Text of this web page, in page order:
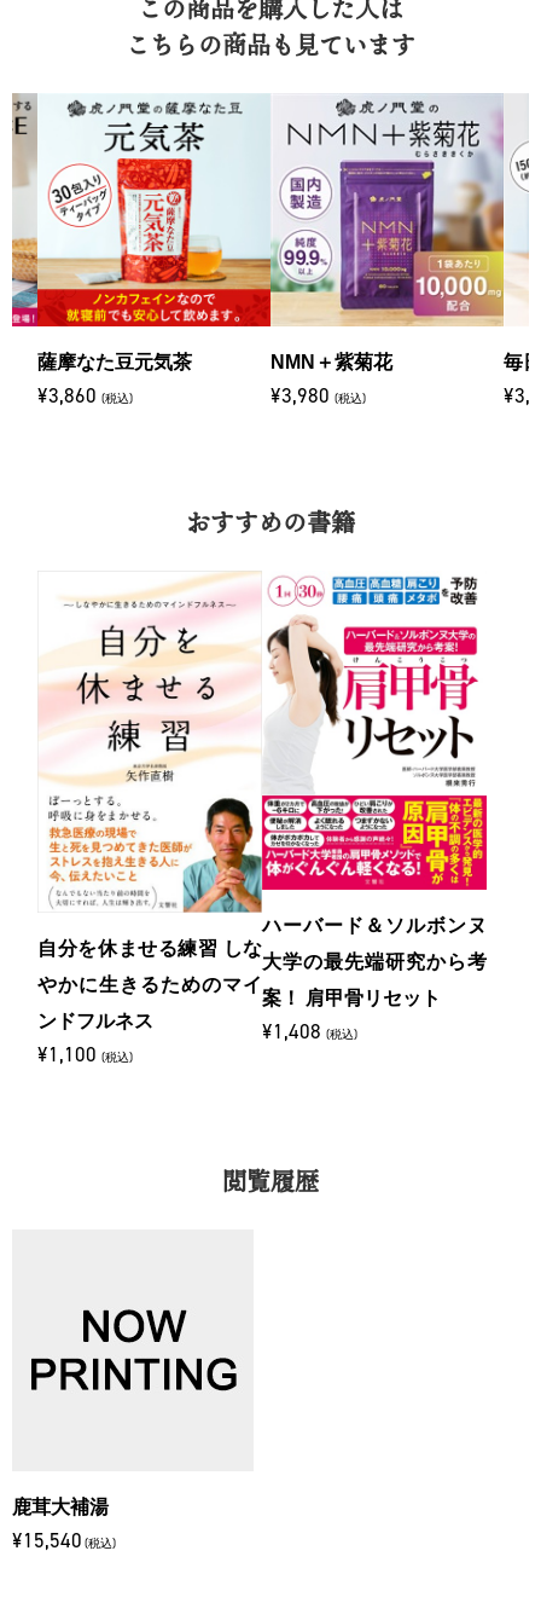
この商品を購入した人は
こちらの商品も見ています
薩摩なた豆元気茶
¥3,860(税込)
NMN＋紫菊花
¥3,980(税込)
毎
おすすめの書籍
自分を休ませる練習 しな
やかに生きるためのマイ
ンドフルネス
¥1,100(税込)
ハーバード＆ソルボンヌ
大学の最先端研究から考
案！ 肩甲骨リセット
¥1,408(税込)
閲覧履歴
鹿茸大補湯
¥15,540 (税込)